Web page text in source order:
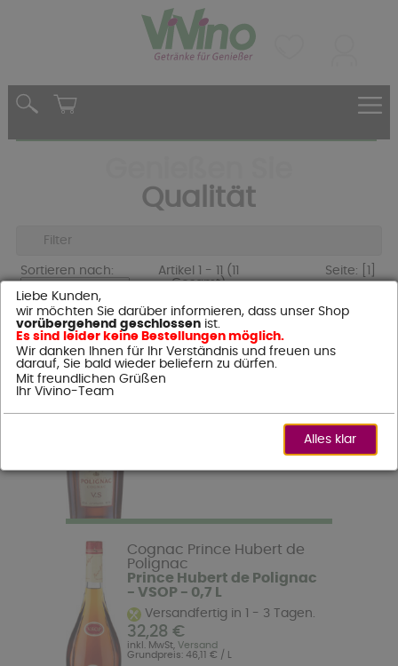
Qualität
Filter
Sortieren nach:
Artikel 1 - 11 (11
Gesamt)
Seite: [1]
Cognac Prince Hubert de
Polignac
Prince Hubert de Polignac
- VS - 0,7 L
Cognac Prince Hubert de
Polignac
Prince Hubert de Polignac
- VSOP - 0,7 L
Versandfertig in 1 - 3 Tagen.
32,28 €
inkl. MwSt, Versand
Grundpreis: 46,11 € / L
Liebe Kunden,
wir möchten Sie darüber informieren, dass unser Shop
vorübergehend geschlossenist.
Es sind leider keine Bestellungen möglich.
Wir danken Ihnen für Ihr Verständnis und freuen uns
darauf, Sie bald wieder beliefern zu dürfen.
Mit freundlichen Grüßen
Ihr Vivino-Team
Alles klar